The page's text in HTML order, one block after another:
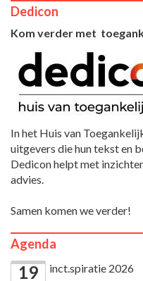
Dedicon
Kom verder met
In het Huis van
uitgevers die hun tekst en
Dedicon helpt met
advies.
Samen komen we verder!
Agenda
19 inct.spiratie 2026